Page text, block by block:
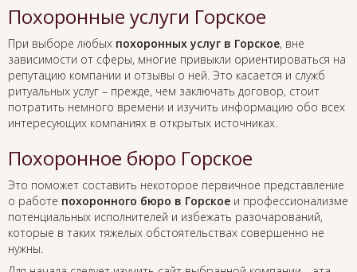
Похоронные услуги Горское
При выборе любых похоронных услуг в Горское, вне
зависимости от сферы, многие привыкли ориентироваться на
репутацию компании и отзывы о ней. Это касается и служб
ритуальных услуг – прежде, чем заключать договор, стоит
потратить немного времени и изучить информацию обо всех
интересующих компаниях в открытых источниках.
Похоронное бюро Горское
Это поможет составить некоторое первичное представление
о работе похоронного бюро в Горское и профессионализме
потенциальных исполнителей и избежать разочарований,
которые в таких тяжелых обстоятельствах совершенно не
нужны.